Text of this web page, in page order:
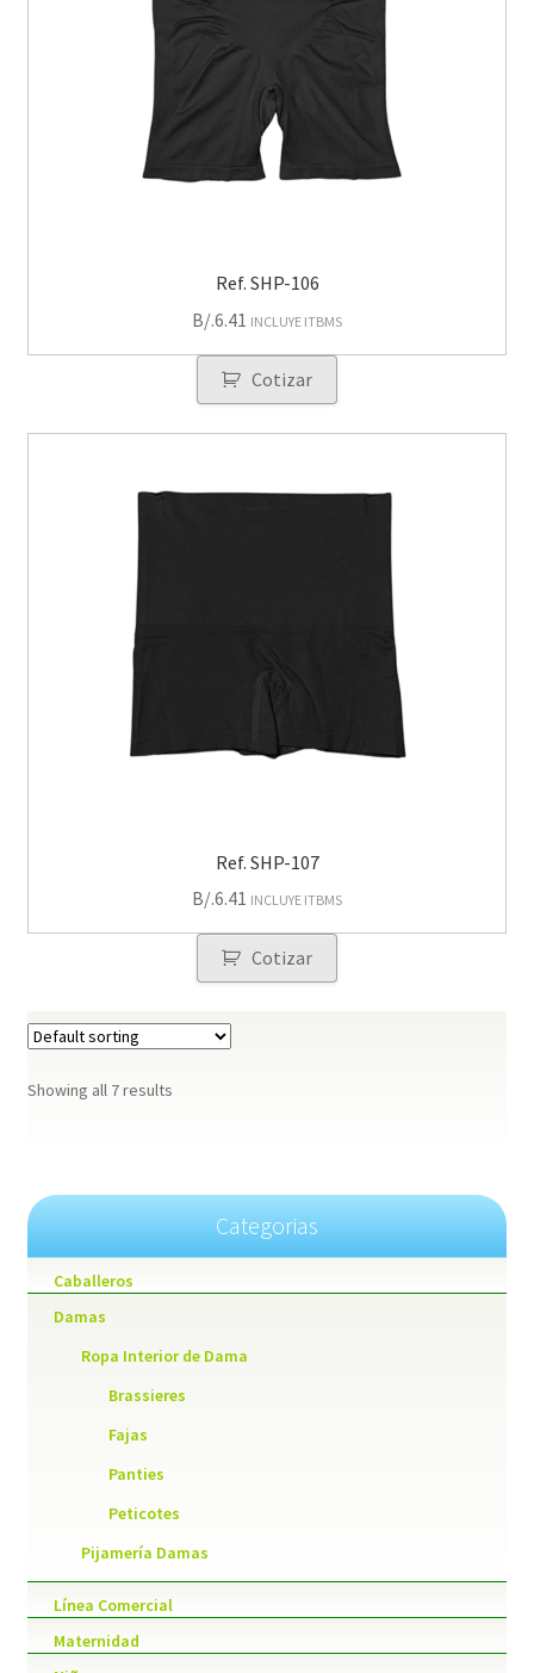
Ref. SHP-106
B/.6.41 INCLUYE ITBMS
Cotizar
Ref. SHP-107
B/.6.41 INCLUYE ITBMS
Cotizar
Showing all 7 results
Categorias
Caballeros
Damas
Ropa Interior de Dama
Brassieres
Fajas
Panties
Peticotes
Pijamería Damas
Línea Comercial
Maternidad